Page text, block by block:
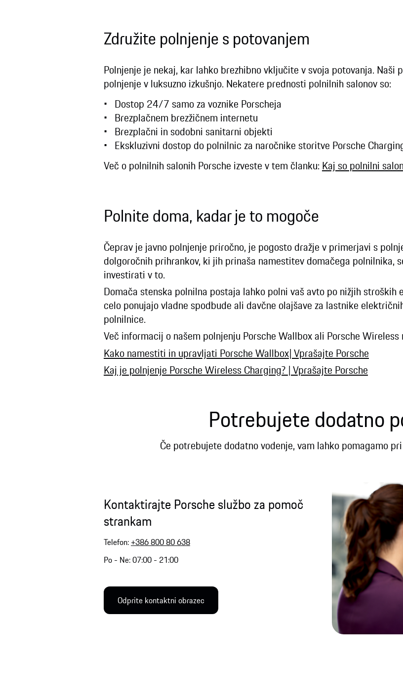
Združite polnjenje s potovanjem
Polnjenje je nekaj, kar lahko brezhibno vključite v svoja potovanja. Naši
polnjenje v luksuzno izkušnjo. Nekatere prednosti polnilnih salonov so:
Dostop 24/7 samo za voznike Porscheja
Brezplačnem brezžičnem internetu
Brezplačni in sodobni sanitarni objekti
Ekskluzivni dostop do polnilnic za naročnike storitve Porsche
Več o polnilnih salonih Porsche izveste v tem članku: Kaj so polnilni
Polnite doma, kadar je to mogoče
Čeprav je javno polnjenje priročno, je pogosto dražje v primerjavi s
dolgoročnih prihrankov, ki jih prinaša namestitev domačega polnilnika,
investirati v to.
Domača stenska polnilna postaja lahko polni vaš avto po nižjih stroških
celo ponujajo vladne spodbude ali davčne olajšave za lastnike
polnilnice.
Več informacij o našem polnjenju Porsche Wallbox ali Porsche
Kako namestiti in upravljati Porsche Wallbox| Vprašajte Porsche
Kaj je polnjenje Porsche Wireless Charging? | Vprašajte Porsche
Potrebujete dodatno
Če potrebujete dodatno vodenje, vam lahko pomagamo
Kontaktirajte Porsche službo za pomoč
strankam
Telefon: +386 800 80 638
Po - Ne: 07:00 - 21:00
Odprite kontaktni obrazec